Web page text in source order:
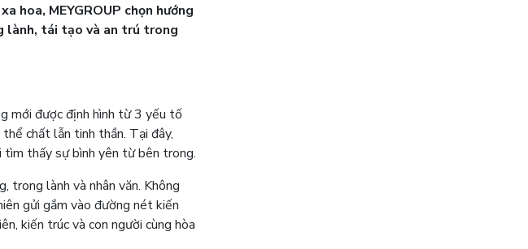
hoa, MEYGROUP chọn hướng
lành, tái tạo và an trú trong
mới được định hình từ 3 yếu tố
chất lẫn tinh thần. Tại đây,
tìm thấy sự bình yên từ bên trong.
trong lành và nhân văn. Không
gửi gắm vào đường nét kiến
kiến trúc và con người cùng hòa